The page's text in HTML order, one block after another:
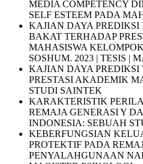
MEDIA COMPETENCY
SELF ESTEEM PADA
KAJIAN DAYA PREDIKSI
BAKAT TERHADAP
MAHASISWA
SOSHUM. 2023 | TESIS |
KAJIAN DAYA
PRESTASI AKADEMIK
STUDI SAINTEK
KARAKTERISTIK
REMAJA GENERASI Y
INDONESIA: SEBUAH
KEBERFUNGSIAN
PROTEKTIF PADA
PENYALAHGUNAAN